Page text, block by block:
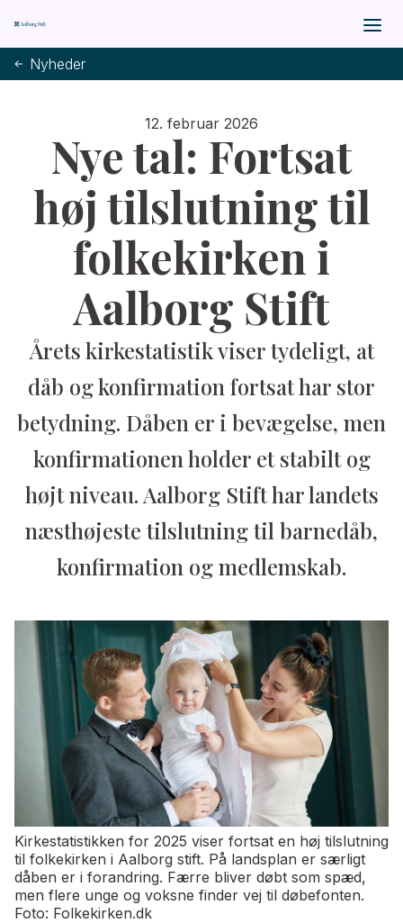
Nyheder
12. februar 2026
Nye tal: Fortsat
høj tilslutning til
folkekirken i
Aalborg Stift
Årets kirkestatistik viser tydeligt, at
dåb og konfirmation fortsat har stor
betydning. Dåben er i bevægelse, men
konfirmationen holder et stabilt og
højt niveau. Aalborg Stift har landets
næsthøjeste tilslutning til barnedåb,
konfirmation og medlemskab.
Kirkestatistikken for 2025 viser fortsat en høj tilslutning
til folkekirken i Aalborg stift. På landsplan er særligt
dåben er i forandring. Færre bliver døbt som spæd,
men flere unge og voksne finder vej til døbefonten.
Foto: Folkekirken.dk